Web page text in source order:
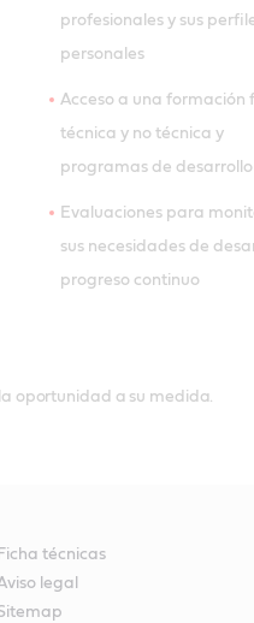
profesionales y sus
personales
Acceso a una formación
técnica y no técnica y
programas de desarrollo
Evaluaciones para
sus necesidades de
progreso continuo
oportunidad a su medida.
Ficha técnicas
legal